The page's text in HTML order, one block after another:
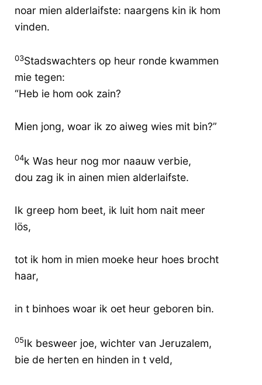
noar mien alderlaifste: naargens kin ik hom
vinden.
03Stadswachters op heur ronde kwammen
mie tegen:
“Heb ie hom ook zain?
Mien jong, woar ik zo aiweg wies mit bin?”
04k Was heur nog mor naauw verbie,
dou zag ik in ainen mien alderlaifste.
Ik greep hom beet, ik luit hom nait meer
lös,
tot ik hom in mien moeke heur hoes brocht
haar,
in t binhoes woar ik oet heur geboren bin.
05Ik besweer joe, wichter van Jeruzalem,
bie de herten en hinden in t veld,